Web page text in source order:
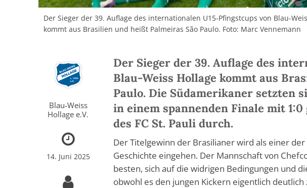
Der Sieger der 39. Auflage des internationalen U15-Pfingstcups von Blau-
kommt aus Brasilien und heißt Palmeiras São Paulo. Foto: Marc Vennemann
Blau-Weiss
Hollage e.V.
14. Juni 2025
Der Sieger der 39. Auflage des
Blau-Weiss Hollage kommt aus
Paulo. Die Südamerikaner setzten
in einem spannenden Finale mit
des FC St. Pauli durch.
Der Titelgewinn der Brasilianer wird als einer
Geschichte eingehen. Der Mannschaft von
besten, sich auf die widrigen Bedingungen und
obwohl es den jungen Kickern eigentlich